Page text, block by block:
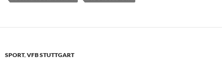
SPORT,VFB STUTTGART